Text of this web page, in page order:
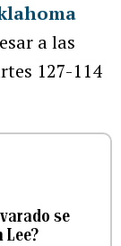
a las
127-114
se
Lee?